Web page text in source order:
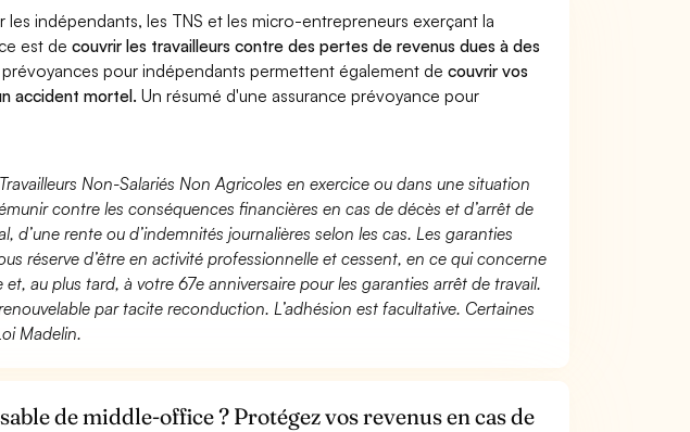
indépendants, les TNS et les micro-entrepreneurs exerçant la
est decouvrir les travailleurs contre des pertes de revenus dues à des
prévoyances pour indépendants permettent également decouvrir vos
accident mortel. Un résumé d'une assurance prévoyance pour
Non-Salariés Non Agricoles en exercice ou dans une situation
contre les conséquences financières en cas de décès et d’arrêt de
d’une rente ou d’indemnités journalières selon les cas. Les garanties
réserve d’être en activité professionnelle et cessent, en ce qui concerne
au plus tard, à votre 67e anniversaire pour les garanties arrêt de travail.
par tacite reconduction. L’adhésion est facultative. Certaines
Madelin.
de middle-office ? Protégez vos revenus en cas de